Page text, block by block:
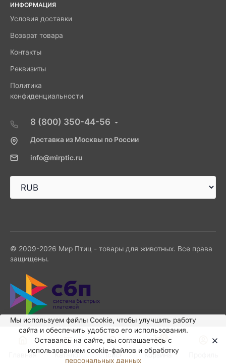
ИНФОРМАЦИЯ
Условия доставки
Возврат товара
Контакты
Реквизиты
Политика
конфиденциальности
8 (800) 350-44-56
Доставка из Москвы по России
info@mirptic.ru
© 2009-2026 Мир Птиц - товары для животных. Все права
защищены.
Мы используем файлы Сookie, чтобы улучшить работу
сайта и обеспечить удобство его использования.
Оставаясь на сайте, вы соглашаетесь с
использованием cookie-файлов и обработку
персональных данных
Главная Каталог Поиск
0
Корзина